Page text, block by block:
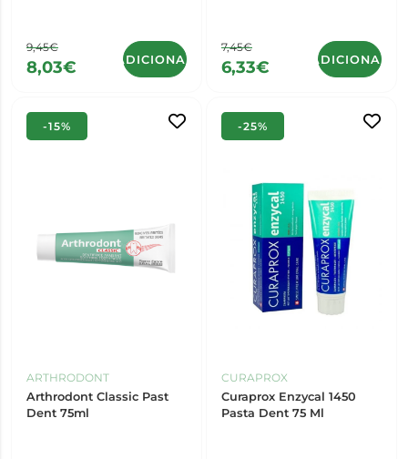
9,45€
8,03€ ADICIONAR
7,45€
6,33€ ADICIONAR
-15%
ARTHRODONT
Arthrodont Classic Past
Dent 75ml
-25%
CURAPROX
Curaprox Enzycal 1450
Pasta Dent 75 Ml